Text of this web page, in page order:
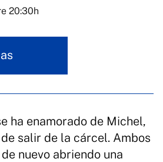
20:30h
ha enamorado de Michel,
salir de la cárcel. Ambos
nuevo abriendo una